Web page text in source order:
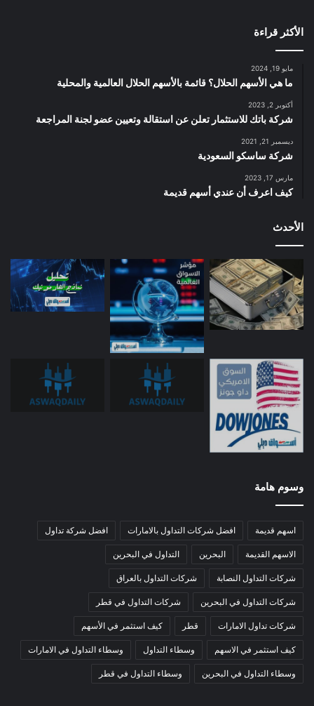
الأكثر قراءة
مايو 19, 2024
ما هي الأسهم الحلال؟ قائمة بالأسهم الحلال العالمية والمحلية
أكتوبر 2, 2023
شركة باتك للاستثمار تعلن عن استقالة وتعيين عضو لجنة المراجعة
ديسمبر 21, 2021
شركة ساسكو السعودية
مارس 17, 2023
كيف اعرف أن عندي أسهم قديمة
الأحدث
وسوم هامة
اسهم قديمة افضل شركات التداول بالامارات افضل شركة تداول
الاسهم القديمة البحرين التداول في البحرين
شركات التداول النصابة شركات التداول بالعراق
شركات التداول في البحرين شركات التداول في قطر
شركات تداول الامارات قطر كيف استثمر في الأسهم
كيف استثمر في الاسهم وسطاء التداول وسطاء التداول في الامارات
وسطاء التداول في البحرين وسطاء التداول في قطر